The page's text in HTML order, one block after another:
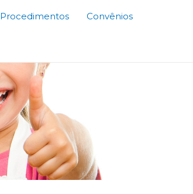
Procedimentos Convênios